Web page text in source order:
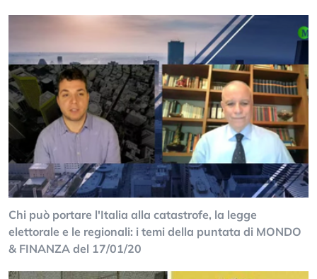
Chi può portare l'Italia alla catastrofe, la legge
elettorale e le regionali: i temi della puntata di MONDO
& FINANZA del 17/01/20